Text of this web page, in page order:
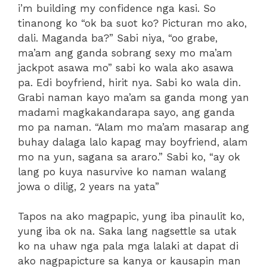
i’m building my confidence nga kasi. So
tinanong ko “ok ba suot ko? Picturan mo ako,
dali. Maganda ba?” Sabi niya, “oo grabe,
ma’am ang ganda sobrang sexy mo ma’am
jackpot asawa mo” sabi ko wala ako asawa
pa. Edi boyfriend, hirit nya. Sabi ko wala din.
Grabi naman kayo ma’am sa ganda mong yan
madami magkakandarapa sayo, ang ganda
mo pa naman. “Alam mo ma’am masarap ang
buhay dalaga lalo kapag may boyfriend, alam
mo na yun, sagana sa araro.” Sabi ko, “ay ok
lang po kuya nasurvive ko naman walang
jowa o dilig, 2 years na yata”
Tapos na ako magpapic, yung iba pinaulit ko,
yung iba ok na. Saka lang nagsettle sa utak
ko na uhaw nga pala mga lalaki at dapat di
ako nagpapicture sa kanya or kausapin man